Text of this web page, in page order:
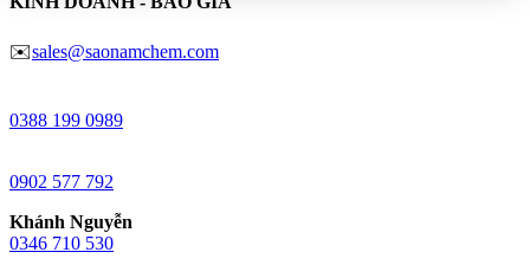
✉️sales@saonamchem.com
0388 199 0989
0902 577 792
Khánh Nguyễn
0346 710 530